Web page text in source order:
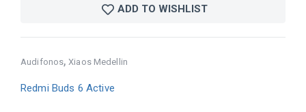
Audifonos,Xiaos Medellin
Redmi Buds 6 Active
ADD TO WISHLIST